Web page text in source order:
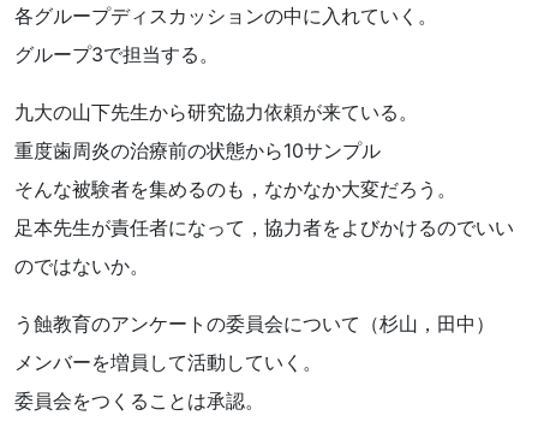
各グループディスカッションの中に入れていく。
グループ3で担当する。
九大の山下先生から研究協力依頼が来ている。
重度歯周炎の治療前の状態から10サンプル
そんな被験者を集めるのも，なかなか大変だろう。
足本先生が責任者になって，協力者をよびかけるのでいい
のではないか。
う蝕教育のアンケートの委員会について（杉山，田中）
メンバーを増員して活動していく。
委員会をつくることは承認。